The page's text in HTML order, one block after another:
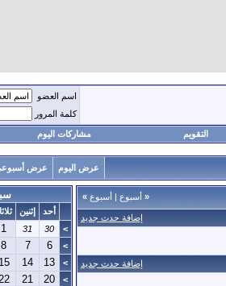
اسم العضو
كلمة المرور
التقويم مشاركات اليوم
عرض اليوم عرض
« أسبوع | أسبوع »
إضافة حدث جديد
إضافة حدث جديد
أحد إثنين
>
30
31
1
>
6
7
8
>
13
14
15
>
20
21